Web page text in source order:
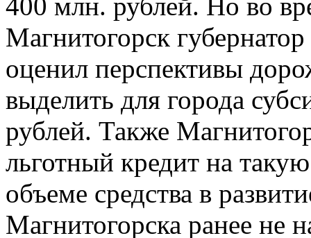
400 млн. рублей. Но во
Магнитогорск
оценил перспективы
выделить для города
рублей. Также
льготный кредит на
объеме средства в
Магнитогорска ранее не